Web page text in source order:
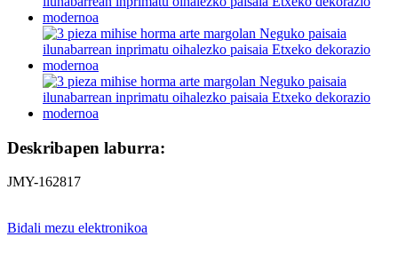
Deskribapen laburra:
JMY-162817
Bidali mezu elektronikoa